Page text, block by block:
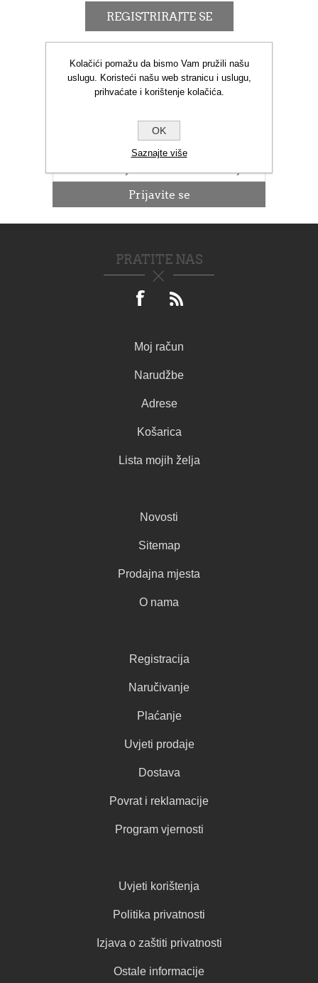
NOVOSTI
PRATITE NAS
Moj račun
Narudžbe
Adrese
Košarica
Lista mojih želja
Novosti
Sitemap
Prodajna mjesta
O nama
Registracija
Naručivanje
Plaćanje
Uvjeti prodaje
Dostava
Povrat i reklamacije
Program vjernosti
Uvjeti korištenja
Politika privatnosti
Izjava o zaštiti privatnosti
Ostale informacije
Kolačići pomažu da bismo Vam pružili našu
uslugu. Koristeći našu web stranicu i uslugu,
prihvaćate i korištenje kolačića.
OK
Saznajte više